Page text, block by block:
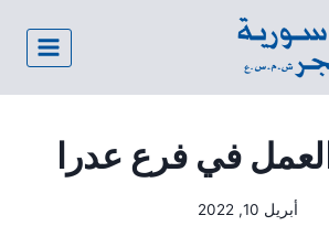
في فرع عدرا
أبريل 10, 2022